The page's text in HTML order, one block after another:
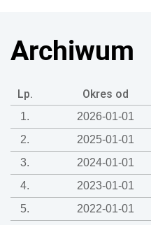
Archiwum
Lp. Okres od
1.
2026-01-01
2.
2025-01-01
3.
2024-01-01
4.
2023-01-01
5.
2022-01-01